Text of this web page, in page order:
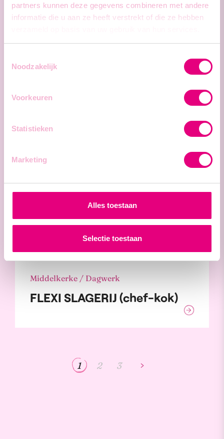
partners kunnen deze gegevens combineren met andere
informatie die u aan ze heeft verstrekt of die ze hebben
Noodzakelijk
Voorkeuren
Statistieken
Marketing
Alles toestaan
Selectie toestaan
Student SLAGERIJ
Jobstudent SLAGERIJ
Middelkerke / Dagwerk
Middelkerke / Dagwerk
FLEXI SLAGERIJ (chef-kok)
1 2 3